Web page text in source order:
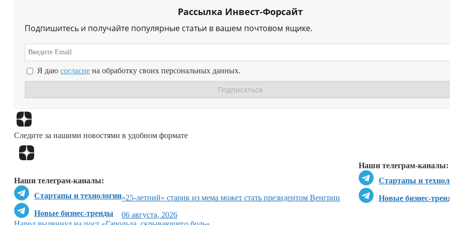
Рассылка Инвест-Форсайт
Подпишитесь и получайте популярные статьи в вашем почтовом ящике.
Я даю согласие на обработку своих персональных данных.
Следите за нашими новостями в удобном формате
Наши телеграм-каналы:
Стартапы и
Новые бизнес-
Наши телеграм-каналы:
Стартапы и технологии
Новые бизнес-тренды
«25-летний» старик из мема может стать президентом Венгрии
06 августа, 2026